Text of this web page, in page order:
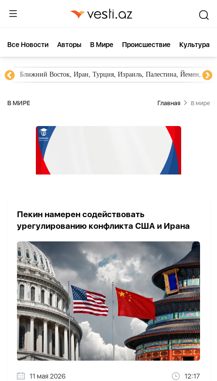
Все Новости Aвторы В Мире Происшествие Культура
Ближний Восток, Иран, Турция, Израиль, Палестина, Йемен,
В МИРЕ Главная В мире
Пекин намерен содействовать
урегулированию конфликта США и Ирана
11 мая 2026 12:17